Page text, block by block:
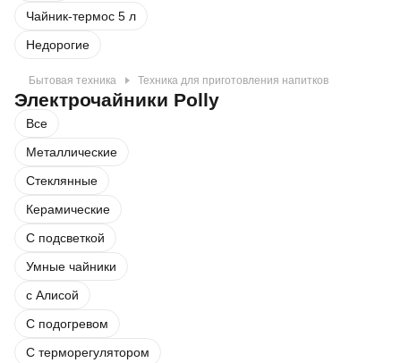
Чайник-термос 5 л
Недорогие
Техника для приготовления напитков
Бытовая техника
Электрочайники Polly
Все
Металлические
Стеклянные
Керамические
С подсветкой
Умные чайники
с Алисой
С подогревом
С терморегулятором